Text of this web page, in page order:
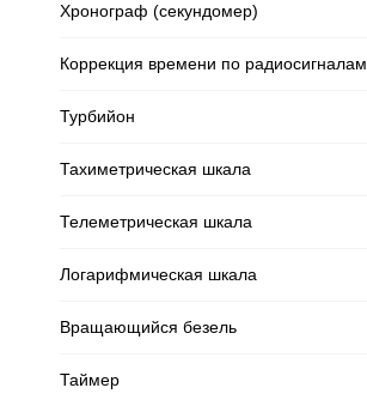
Хронограф (секундомер)
Коррекция времени по радиосигналам
Турбийон
Тахиметрическая шкала
Телеметрическая шкала
Логарифмическая шкала
Вращающийся безель
Таймер